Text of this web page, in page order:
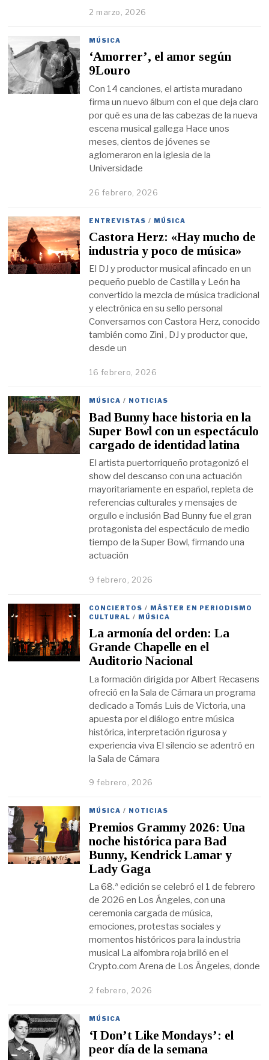
2 marzo, 2026
MÚSICA
‘Amorrer’, el amor según
9Louro
Con 14 canciones, el artista muradano
firma un nuevo álbum con el que deja claro
por qué es una de las cabezas de la nueva
escena musical gallega Hace unos
meses, cientos de jóvenes se
aglomeraron en la iglesia de la
Universidade
26 febrero, 2026
ENTREVISTAS / MÚSICA
Castora Herz: «Hay mucho de
industria y poco de música»
El DJ y productor musical afincado en un
pequeño pueblo de Castilla y León ha
convertido la mezcla de música tradicional
y electrónica en su sello personal
Conversamos con Castora Herz, conocido
también como Zini , DJ y productor que,
desde un
16 febrero, 2026
MÚSICA / NOTICIAS
Bad Bunny hace historia en la
Super Bowl con un espectáculo
cargado de identidad latina
El artista puertorriqueño protagonizó el
show del descanso con una actuación
mayoritariamente en español, repleta de
referencias culturales y mensajes de
orgullo e inclusión Bad Bunny fue el gran
protagonista del espectáculo de medio
tiempo de la Super Bowl, firmando una
actuación
9 febrero, 2026
CONCIERTOS / MÁSTER EN PERIODISMO
CULTURAL / MÚSICA
La armonía del orden: La
Grande Chapelle en el
Auditorio Nacional
La formación dirigida por Albert Recasens
ofreció en la Sala de Cámara un programa
dedicado a Tomás Luis de Victoria, una
apuesta por el diálogo entre música
histórica, interpretación rigurosa y
experiencia viva El silencio se adentró en
la Sala de Cámara
9 febrero, 2026
MÚSICA / NOTICIAS
Premios Grammy 2026: Una
noche histórica para Bad
Bunny, Kendrick Lamar y
Lady Gaga
La 68.ª edición se celebró el 1 de febrero
de 2026 en Los Ángeles, con una
ceremonia cargada de música,
emociones, protestas sociales y
momentos históricos para la industria
musical La alfombra roja brilló en el
Crypto.com Arena de Los Ángeles, donde
2 febrero, 2026
MÚSICA
‘I Don’t Like Mondays’: el
peor día de la semana